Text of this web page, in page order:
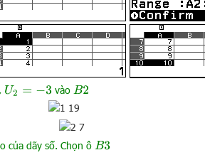
, U2=−3 vào B2
của dãy số. Chọn ô B3